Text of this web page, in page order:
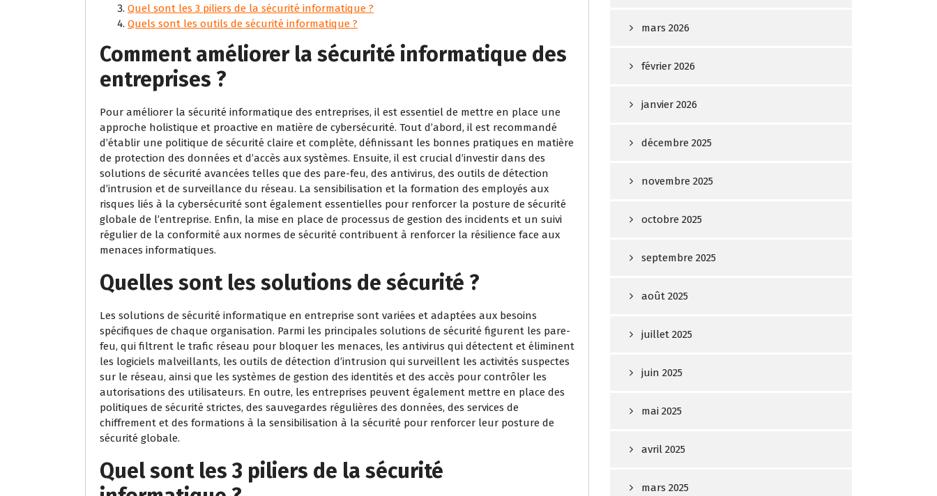
Quel sont les 3 piliers de la sécurité informatique ?
Quels sont les outils de sécurité informatique ?
Comment améliorer la sécurité informatique des
entreprises ?
Pour améliorer la sécurité informatique des entreprises, il est essentiel de mettre en place une
approche holistique et proactive en matière de cybersécurité. Tout d’abord, il est recommandé
d’établir une politique de sécurité claire et complète, définissant les bonnes pratiques en matière
de protection des données et d’accès aux systèmes. Ensuite, il est crucial d’investir dans des
solutions de sécurité avancées telles que des pare-feu, des antivirus, des outils de détection
d’intrusion et de surveillance du réseau. La sensibilisation et la formation des employés aux
risques liés à la cybersécurité sont également essentielles pour renforcer la posture de sécurité
globale de l’entreprise. Enfin, la mise en place de processus de gestion des incidents et un suivi
régulier de la conformité aux normes de sécurité contribuent à renforcer la résilience face aux
menaces informatiques.
Quelles sont les solutions de sécurité ?
Les solutions de sécurité informatique en entreprise sont variées et adaptées aux besoins
spécifiques de chaque organisation. Parmi les principales solutions de sécurité figurent les pare-
feu, qui filtrent le trafic réseau pour bloquer les menaces, les antivirus qui détectent et éliminent
les logiciels malveillants, les outils de détection d’intrusion qui surveillent les activités suspectes
sur le réseau, ainsi que les systèmes de gestion des identités et des accès pour contrôler les
autorisations des utilisateurs. En outre, les entreprises peuvent également mettre en place des
politiques de sécurité strictes, des sauvegardes régulières des données, des services de
chiffrement et des formations à la sensibilisation à la sécurité pour renforcer leur posture de
sécurité globale.
Quel sont les 3 piliers de la sécurité
mars 2026
février 2026
janvier 2026
décembre 2025
novembre 2025
octobre 2025
septembre 2025
août 2025
juillet 2025
juin 2025
mai 2025
avril 2025
mars 2025